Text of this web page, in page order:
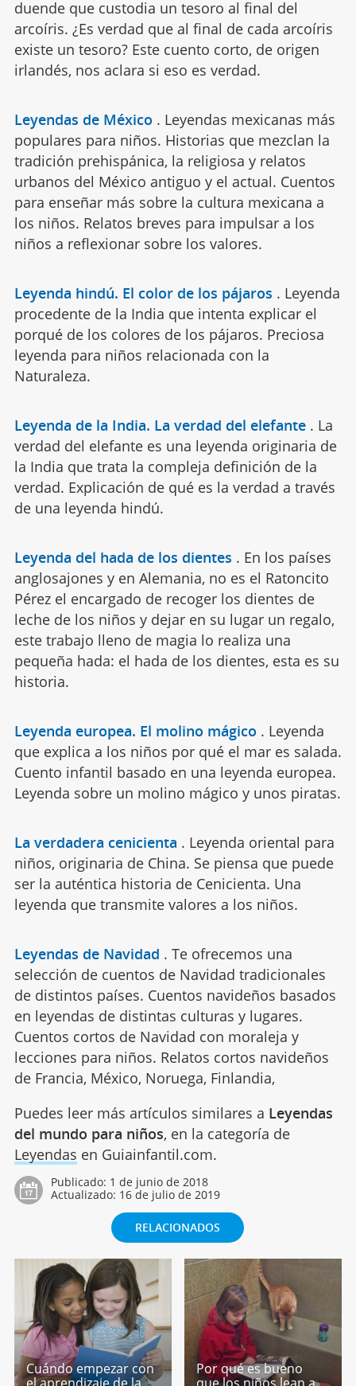
duende que custodia un tesoro al final del
arcoíris. ¿Es verdad que al final de cada arcoíris
existe un tesoro? Este cuento corto, de origen
irlandés, nos aclara si eso es verdad.
Leyendas de México . Leyendas mexicanas más
populares para niños. Historias que mezclan la
tradición prehispánica, la religiosa y relatos
urbanos del México antiguo y el actual. Cuentos
para enseñar más sobre la cultura mexicana a
los niños. Relatos breves para impulsar a los
niños a reflexionar sobre los valores.
Leyenda hindú. El color de los pájaros . Leyenda
procedente de la India que intenta explicar el
porqué de los colores de los pájaros. Preciosa
leyenda para niños relacionada con la
Naturaleza.
Leyenda de la India. La verdad del elefante . La
verdad del elefante es una leyenda originaria de
la India que trata la compleja definición de la
verdad. Explicación de qué es la verdad a través
de una leyenda hindú.
Leyenda del hada de los dientes . En los países
anglosajones y en Alemania, no es el Ratoncito
Pérez el encargado de recoger los dientes de
leche de los niños y dejar en su lugar un regalo,
este trabajo lleno de magia lo realiza una
pequeña hada: el hada de los dientes, esta es su
historia.
Leyenda europea. El molino mágico . Leyenda
que explica a los niños por qué el mar es salada.
Cuento infantil basado en una leyenda europea.
Leyenda sobre un molino mágico y unos piratas.
La verdadera cenicienta . Leyenda oriental para
niños, originaria de China. Se piensa que puede
ser la auténtica historia de Cenicienta. Una
leyenda que transmite valores a los niños.
Leyendas de Navidad . Te ofrecemos una
selección de cuentos de Navidad tradicionales
de distintos países. Cuentos navideños basados
en leyendas de distintas culturas y lugares.
Cuentos cortos de Navidad con moraleja y
lecciones para niños. Relatos cortos navideños
de Francia, México, Noruega, Finlandia,
Puedes leer más artículos similares a Leyendas
del mundo para niños, en la categoría de
Leyendas en Guiainfantil.com.
Publicado: 1 de junio de 2018
Actualizado: 16 de julio de 2019
RELACIONADOS
Cuándo empezar con
Por qué es bueno